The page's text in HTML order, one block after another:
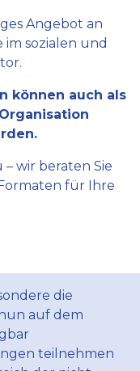
Angebot an
sozialen und
können auch als
wir beraten Sie
für Ihre
die
auf dem
teilnehmen